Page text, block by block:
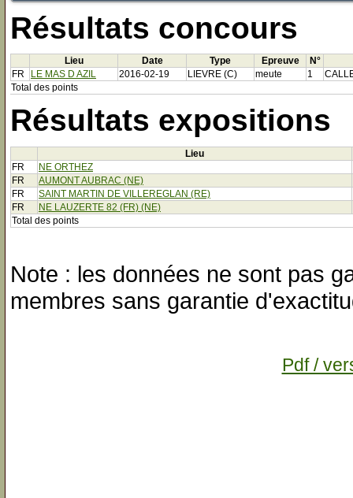
Résultats concours
Lieu Date Type Epreuve
N°
FR
LE MAS D AZIL 2016-02-19 LIEVRE (C) meute 1
Total des points
Résultats expositions
Lieu
FR
NE ORTHEZ
FR
AUMONT AUBRAC (NE)
FR
SAINT MARTIN DE VILLEREGLAN (RE)
FR
NE LAUZERTE 82 (FR) (NE)
Total des points
Note : les données ne sont pas
membres sans garantie
Pdf /